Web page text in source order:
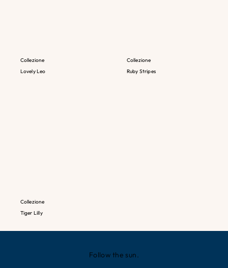
Collezione
Lovely Leo
Collezione
Ruby Stripes
Collezione
Tiger Lilly
Follow the sun.